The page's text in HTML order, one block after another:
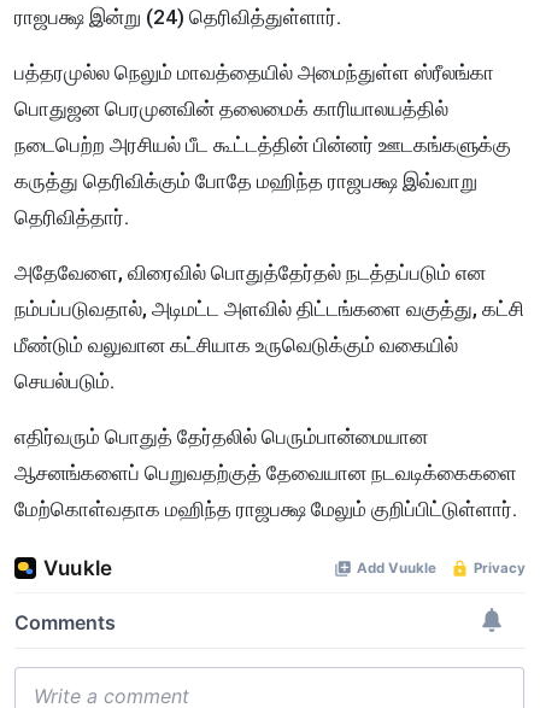
ராஜபக்ஷ இன்று (24) தெரிவித்துள்ளார்.
பத்தரமுல்ல நெலும் மாவத்தையில் அமைந்துள்ள ஸ்ரீலங்கா
பொதுஜன பெரமுனவின் தலைமைக் காரியாலயத்தில்
நடைபெற்ற அரசியல் பீட கூட்டத்தின் பின்னர் ஊடகங்களுக்கு
கருத்து தெரிவிக்கும் போதே மஹிந்த ராஜபக்ஷ இவ்வாறு
தெரிவித்தார்.
அதேவேளை, விரைவில் பொதுத்தேர்தல் நடத்தப்படும் என
நம்பப்படுவதால், அடிமட்ட அளவில் திட்டங்களை வகுத்து, கட்சி
மீண்டும் வலுவான கட்சியாக உருவெடுக்கும் வகையில்
செயல்படும்.
எதிர்வரும் பொதுத் தேர்தலில் பெரும்பான்மையான
ஆசனங்களைப் பெறுவதற்குத் தேவையான நடவடிக்கைகளை
மேற்கொள்வதாக மஹிந்த ராஜபக்ஷ மேலும் குறிப்பிட்டுள்ளார்.